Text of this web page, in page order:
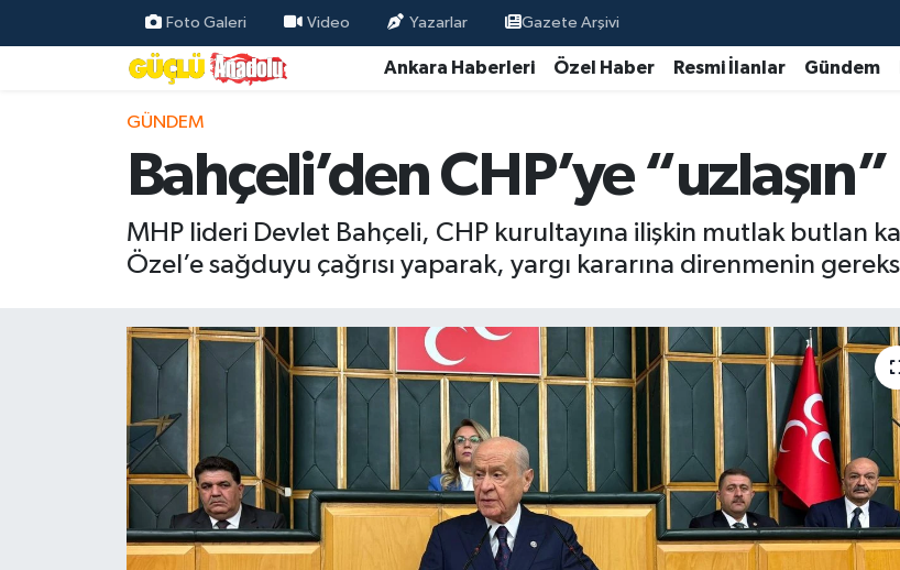
Foto Galeri Video Yazarlar Gazete Arşivi
Ankara Haberleri Özel Haber Resmi İlanlar Gündem
GÜNDEM
Bahçeli’den CHP’ye “uzlaşın”
MHP lideri Devlet Bahçeli, CHP kurultayına ilişkin mutlak butlan
Özel’e sağduyu çağrısı yaparak, yargı kararına direnmenin
Özel Haber
Resmi İlanlar
Ekonomi
Magazin